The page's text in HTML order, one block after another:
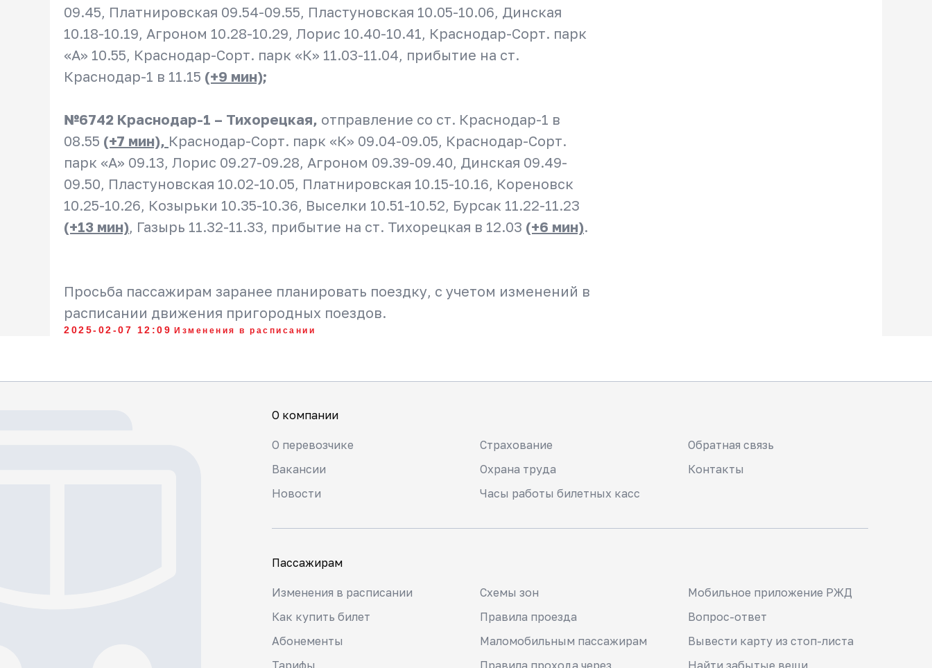
09.45, Платнировская 09.54-09.55, Пластуновская 10.05-10.06, Динская
10.18-10.19, Агроном 10.28-10.29, Лорис 10.40-10.41, Краснодар-Сорт. парк
«А» 10.55, Краснодар-Сорт. парк «К» 11.03-11.04, прибытие на ст.
Краснодар-1 в 11.15 (+9 мин);
№6742 Краснодар-1 – Тихорецкая, отправление со ст. Краснодар-1 в
08.55 (+7 мин), Краснодар-Сорт. парк «К» 09.04-09.05, Краснодар-Сорт.
парк «А» 09.13, Лорис 09.27-09.28, Агроном 09.39-09.40, Динская 09.49-
09.50, Пластуновская 10.02-10.05, Платнировская 10.15-10.16, Кореновск
10.25-10.26, Козырьки 10.35-10.36, Выселки 10.51-10.52, Бурсак 11.22-11.23
(+13 мин), Газырь 11.32-11.33, прибытие на ст. Тихорецкая в 12.03 (+6 мин).
Просьба пассажирам заранее планировать поездку, с учетом изменений в
расписании движения пригородных поездов.
2025-02-07 12:09 Изменения в расписании
О компании
Пассажирам
Часы работы билетных касс
О перевозчике
Охрана труда
Вакансии
Обратная связь
Контакты
Новости
Как купить билет
Абонементы
Тарифы
Изменения в расписании
Правила проезда
Схемы зон Мобильное приложение РЖД
Вопрос-ответ
Вывести карту из стоп-листа
Найти забытые вещи
Маломобильным пассажирам
Страхование
АО «Кубань Экспресс-Пригород»
Правила прохода через